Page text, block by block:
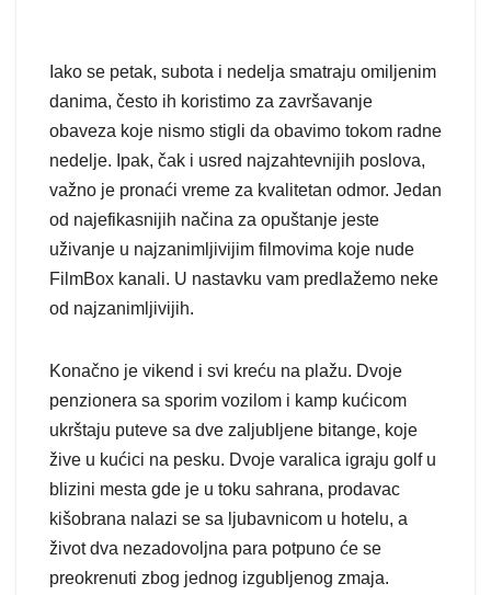
Iako se petak, subota i nedelja smatraju omiljenim
danima, često ih koristimo za završavanje
obaveza koje nismo stigli da obavimo tokom radne
nedelje. Ipak, čak i usred najzahtevnijih poslova,
važno je pronaći vreme za kvalitetan odmor. Jedan
od najefikasnijih načina za opuštanje jeste
uživanje u najzanimljivijim filmovima koje nude
FilmBox kanali. U nastavku vam predlažemo neke
od najzanimljivijih.
Konačno je vikend i svi kreću na plažu. Dvoje
penzionera sa sporim vozilom i kamp kućicom
ukrštaju puteve sa dve zaljubljene bitange, koje
žive u kućici na pesku. Dvoje varalica igraju golf u
blizini mesta gde je u toku sahrana, prodavac
kišobrana nalazi se sa ljubavnicom u hotelu, a
život dva nezadovoljna para potpuno će se
preokrenuti zbog jednog izgubljenog zmaja.